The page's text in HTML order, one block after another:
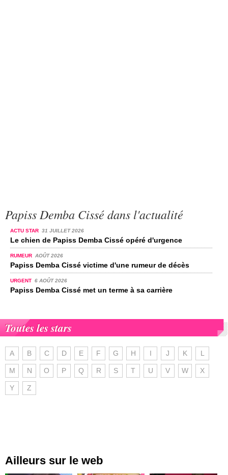
Papiss Demba Cissé dans l'actualité
ACTU STAR 31 JUILLET 2026
Le chien de Papiss Demba Cissé opéré d'urgence
RUMEUR AOÛT 2026
Papiss Demba Cissé victime d'une rumeur de décès
URGENT 6 AOÛT 2026
Papiss Demba Cissé met un terme à sa carrière
Toutes les stars
A B C D E F G H I J K L
M N O P Q R S T U V W X
Y Z
Ailleurs sur le web